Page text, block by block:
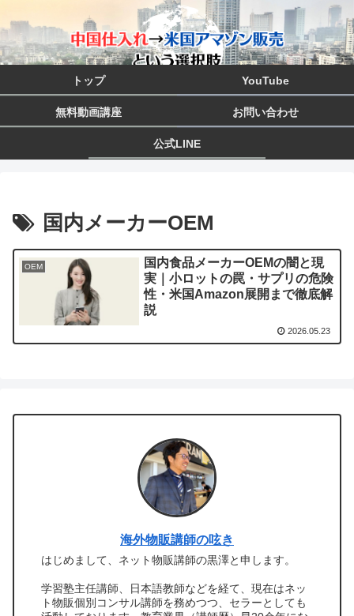
トップ YouTube
無料動画講座 お問い合わせ
公式LINE
国内メーカーOEM
OEM
国内食品メーカーOEMの闇と現
実｜小ロットの罠・サプリの危険
性・米国Amazon展開まで徹底解
説
2026.05.23
海外物販講師の呟き
はじめまして、ネット物販講師の黒澤と申します。
学習塾主任講師、日本語教師などを経て、現在はネッ
ト物販個別コンサル講師を務めつつ、セラーとしても